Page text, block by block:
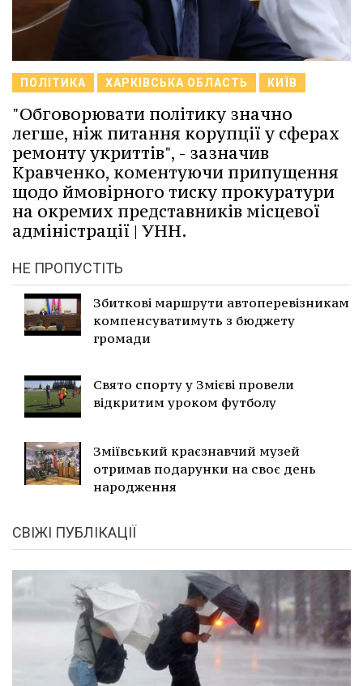
ПОЛІТИКА ХАРКІВСЬКА ОБЛАСТЬ КИЇВ
"Обговорювати політику значно
легше, ніж питання корупції у сферах
ремонту укриттів", - зазначив
Кравченко, коментуючи припущення
щодо ймовірного тиску прокуратури
на окремих представників місцевої
адміністрації | УНН.
НЕ ПРОПУСТІТЬ
Збиткові маршрути автоперевізникам
компенсуватимуть з бюджету
громади
Свято спорту у Змієві провели
відкритим уроком футболу
Зміївський краєзнавчий музей
отримав подарунки на своє день
народження
СВІЖІ ПУБЛІКАЦІЇ